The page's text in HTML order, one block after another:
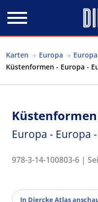
Karten Europa
Küstenformen - Europa -
Küstenformen
Europa - Europa
978-3-14-100803-6 |
In Diercke Atlas